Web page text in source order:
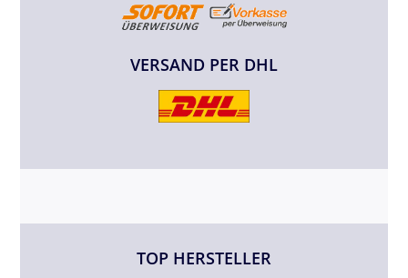
VERSAND PER DHL
TOP HERSTELLER